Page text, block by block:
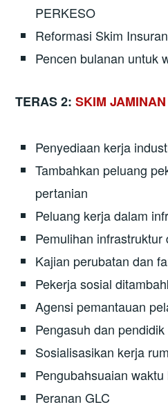
PERKESO
Reformasi Skim
Pencen bulanan untuk
TERAS 2:SKIM
Penyediaan kerja
Tambahkan peluang
pertanian
Peluang kerja dalam
Pemulihan
Kajian perubatan dan
Pekerja sosial
Agensi pemantauan
Pengasuh dan
Sosialisasikan kerja
Pengubahsuaian waktu
Peranan GLC